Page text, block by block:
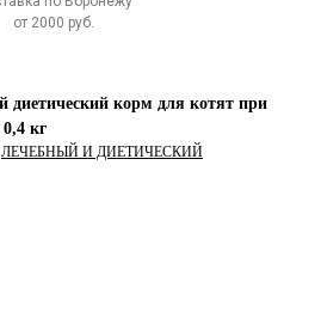
от 2000 руб.
диетический корм для котят при
кг
ЛЕЧЕБНЫЙ И ДИЕТИЧЕСКИЙ